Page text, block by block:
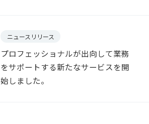
ニュースリリース
プロフェッショナルが出向して業務
をサポートする新たなサービスを開
始しました。